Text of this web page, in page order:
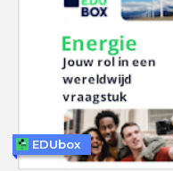
EDUbox